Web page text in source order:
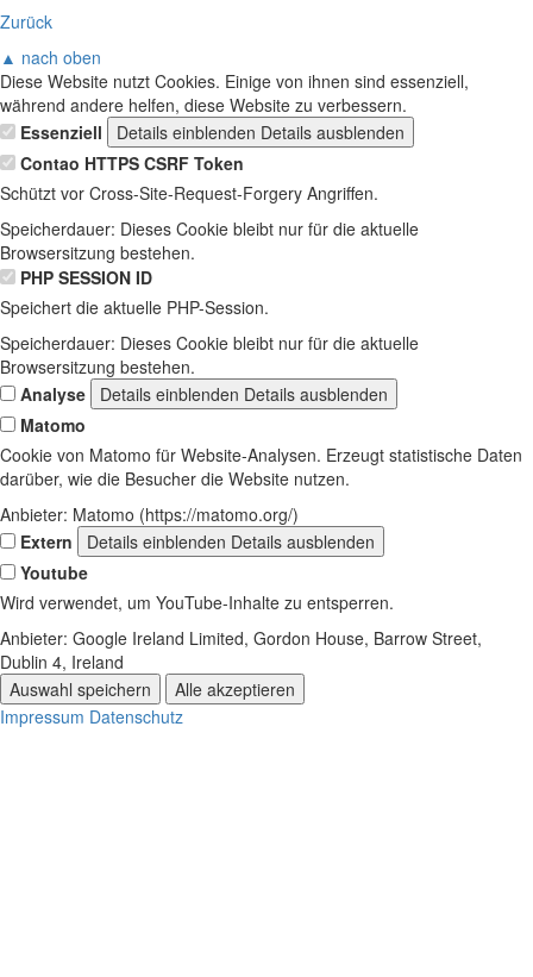
Zurück
▲ nach oben
Diese Website nutzt Cookies. Einige von ihnen sind essenziell,
während andere helfen, diese Website zu verbessern.
Essenziell
Details einblenden Details ausblenden
Contao HTTPS CSRF Token
Schützt vor Cross-Site-Request-Forgery Angriffen.
Speicherdauer: Dieses Cookie bleibt nur für die aktuelle
Browsersitzung bestehen.
PHP SESSION ID
Speichert die aktuelle PHP-Session.
Speicherdauer: Dieses Cookie bleibt nur für die aktuelle
Browsersitzung bestehen.
Analyse
Details einblenden Details ausblenden
Matomo
Cookie von Matomo für Website-Analysen. Erzeugt statistische Daten
darüber, wie die Besucher die Website nutzen.
Anbieter: Matomo (https://matomo.org/)
Extern
Details einblenden Details ausblenden
Youtube
Wird verwendet, um YouTube-Inhalte zu entsperren.
Anbieter: Google Ireland Limited, Gordon House, Barrow Street,
Dublin 4, Ireland
Auswahl speichern
Alle akzeptieren
Impressum Datenschutz